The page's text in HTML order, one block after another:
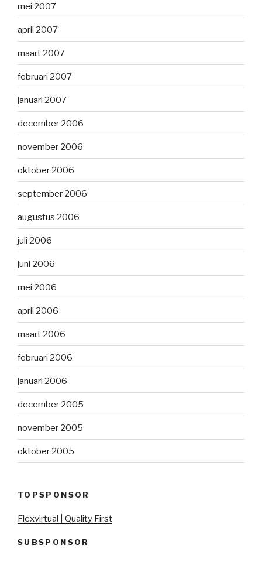
mei 2007
april 2007
maart 2007
februari 2007
januari 2007
december 2006
november 2006
oktober 2006
september 2006
augustus 2006
juli 2006
juni 2006
mei 2006
april 2006
maart 2006
februari 2006
januari 2006
december 2005
november 2005
oktober 2005
TOPSPONSOR
Flexvirtual | Quality First
SUBSPONSOR